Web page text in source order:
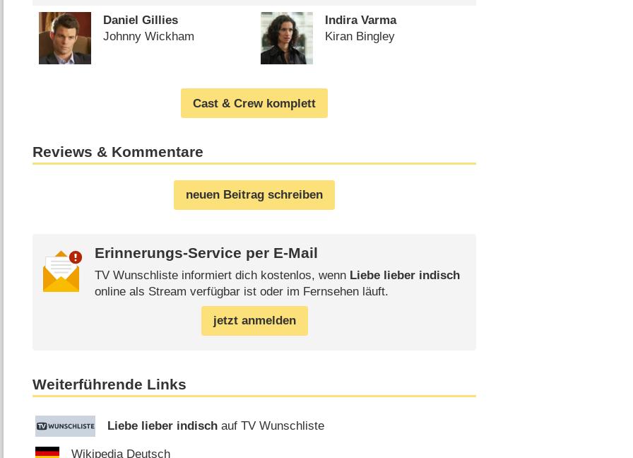
Daniel Gillies
Johnny Wickham
Indira Varma
Kiran Bingley
Cast & Crew komplett
Reviews & Kommentare
neuen Beitrag schreiben
Erinnerungs-Service per E-Mail
TV Wunschliste informiert dich kostenlos, wenn Liebe lieber indisch
online als Stream verfügbar ist oder im Fernsehen läuft.
jetzt anmelden
Weiterführende Links
Liebe lieber indisch auf TV Wunschliste
Wikipedia Deutsch